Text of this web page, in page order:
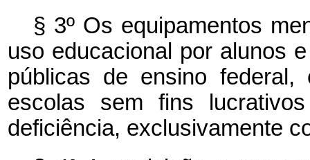
§ 3º Os equipamentos
uso educacional por alunos
públicas de ensino
escolas sem fins
deficiência, exclusivamente